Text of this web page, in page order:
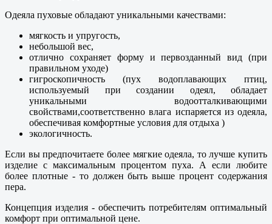
Одеяла пуховые обладают уникальными качествами:
мягкость и упругость,
небольшой вес,
отлично сохраняет форму и первозданный вид (при
правильном уходе)
гигроскопичность (пух водоплавающих птиц,
используемый при создании одеял, обладает
уникальными водоотталкивающими
свойствами,соответственно влага испаряется из одеяла,
обеспечивая комфортные условия для отдыха )
экологичность.
Если вы предпочитаете более мягкие одеяла, то лучше купить
изделие с максимальным процентом пуха. А если любите
более плотные - то должен быть выше процент содержания
пера.
Концепция изделия - обеспечить потребителям оптимальный
комфорт при оптимальной цене.